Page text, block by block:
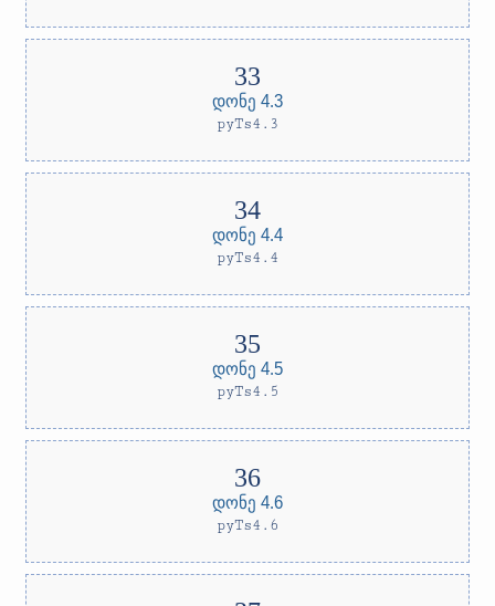
დონე 4.3
pyTs4.3
დონე 4.4
pyTs4.4
დონე 4.5
pyTs4.5
დონე 4.6
pyTs4.6